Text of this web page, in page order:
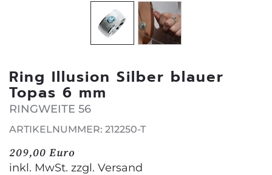
Ring Illusion Silber blauer
Topas 6 mm
RINGWEITE 56
ARTIKELNUMMER: 212250-T
209,00 Euro
inkl. MwSt. zzgl. Versand